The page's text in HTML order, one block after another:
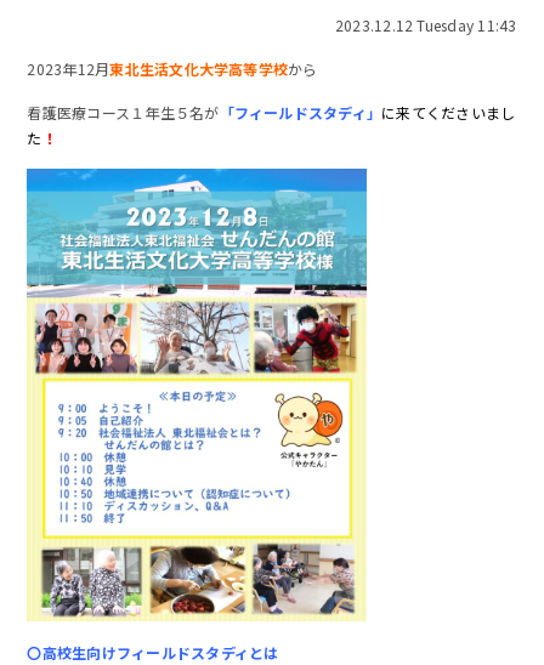
2023.12.12 Tuesday 11:43
2023年12月東北生活文化大学高等学校から
看護医療コース１年生５名が 「フィールドスタディ」 に来てくださいまし
た ！
〇高校生向けフィールドスタディとは